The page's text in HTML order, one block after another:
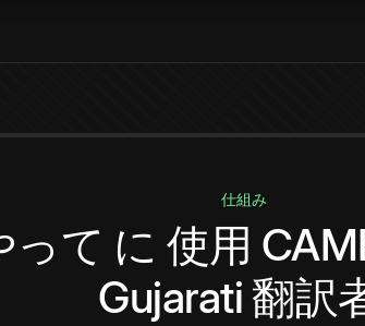
仕組み
って に 使用
Gujarati 翻訳